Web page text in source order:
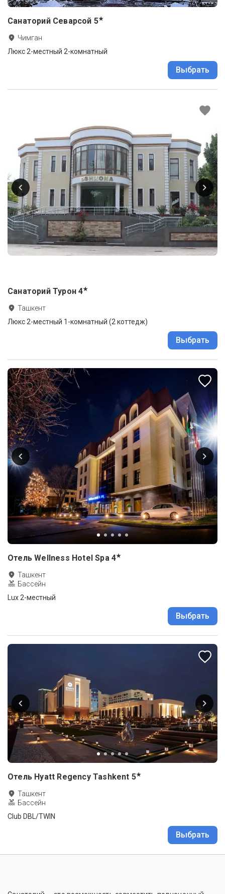
Санаторий Севарсой 5★
Чимган
Люкс 2-местный 2-комнатный
Выбрать
Санаторий Турон 4★
Ташкент
Люкс 2-местный 1-комнатный (2 коттедж)
Выбрать
Отель Wellness Hotel Spa 4★
Ташкент
Бассейн
Lux 2-местный
Выбрать
Отель Hyatt Regency Tashkent 5★
Ташкент
Бассейн
Club DBL/TWIN
Выбрать